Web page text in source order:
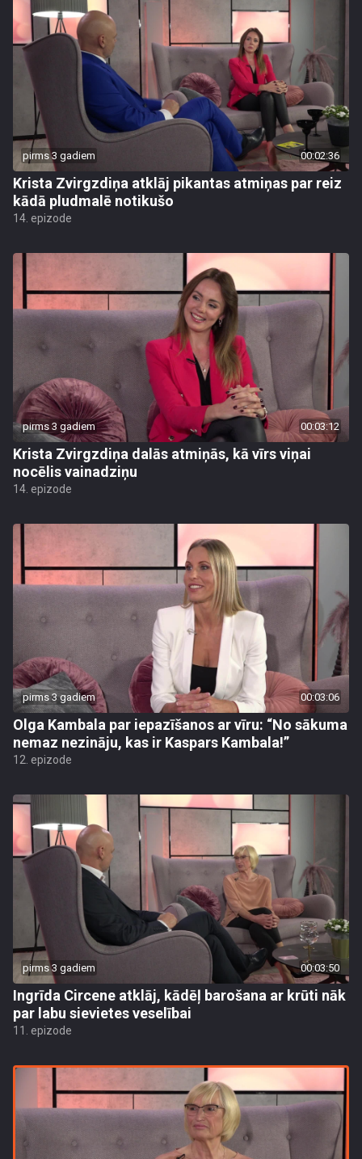
pirms 3 gadiem 00:02:36
Krista Zvirgzdiņa atklāj pikantas atmiņas par reiz
kādā pludmalē notikušo
14. epizode
pirms 3 gadiem 00:03:12
Krista Zvirgzdiņa dalās atmiņās, kā vīrs viņai
nocēlis vainadziņu
14. epizode
pirms 3 gadiem 00:03:06
Olga Kambala par iepazīšanos ar vīru: “No sākuma
nemaz nezināju, kas ir Kaspars Kambala!”
12. epizode
pirms 3 gadiem 00:03:50
Ingrīda Circene atklāj, kādēļ barošana ar krūti nāk
par labu sievietes veselībai
11. epizode